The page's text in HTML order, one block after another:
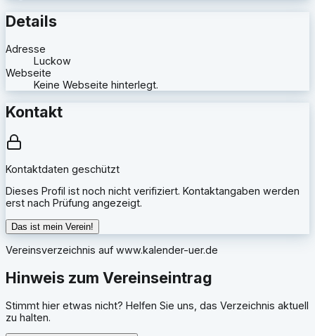
Details
Adresse
Luckow
Webseite
Keine Webseite hinterlegt.
Kontakt
Kontaktdaten geschützt
Dieses Profil ist noch nicht verifiziert. Kontaktangaben werden
erst nach Prüfung angezeigt.
Das ist mein Verein!
Vereinsverzeichnis auf www.kalender-uer.de
Hinweis zum Vereinseintrag
Stimmt hier etwas nicht? Helfen Sie uns, das Verzeichnis aktuell
zu halten.